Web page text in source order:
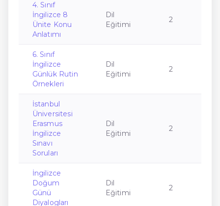
4. Sınıf
İngilizce 8
Ünite Konu
Anlatımı
Dil
Eğitimi
2
6. Sınıf
İngilizce
Günlük Rutin
Örnekleri
Dil
Eğitimi
2
İstanbul
Üniversitesi
Erasmus
İngilizce
Sınavı
Soruları
Dil
Eğitimi
2
İngilizce
Doğum
Günü
Diyalogları
Dil
Eğitimi
2